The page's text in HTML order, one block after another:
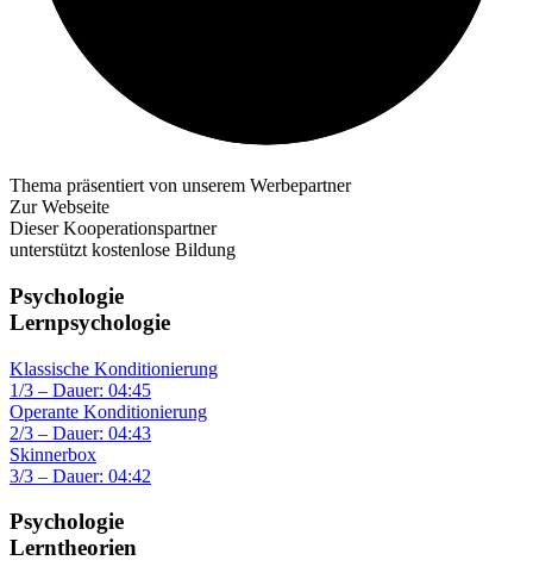
Thema präsentiert von unserem Werbepartner
Zur Webseite
Dieser Kooperationspartner
unterstützt kostenlose Bildung
Psychologie
Lernpsychologie
Klassische Konditionierung
1/3 – Dauer: 04:45
Operante Konditionierung
2/3 – Dauer: 04:43
Skinnerbox
3/3 – Dauer: 04:42
Psychologie
Lerntheorien